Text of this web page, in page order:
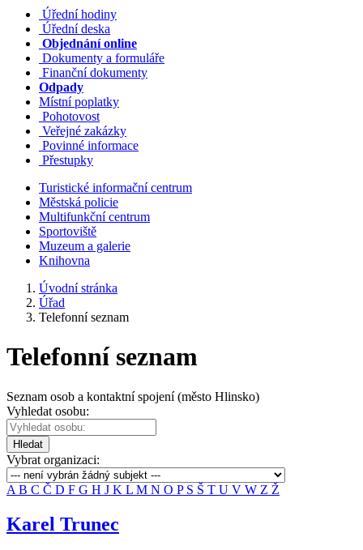
Úřední hodiny
Úřední deska
Objednání online
Dokumenty a formuláře
Finanční dokumenty
Odpady
Místní poplatky
Pohotovost
Veřejné zakázky
Povinné informace
Přestupky
Turistické informační centrum
Městská policie
Multifunkční centrum
Sportoviště
Muzeum a galerie
Knihovna
Úvodní stránka
Úřad
Telefonní seznam
Telefonní seznam
Seznam osob a kontaktní spojení (město Hlinsko)
Vyhledat osobu:
Hledat
Vybrat organizaci:
A B C Č D F G H J K L M N O P S Š T U V W Z Ž
Karel Trunec